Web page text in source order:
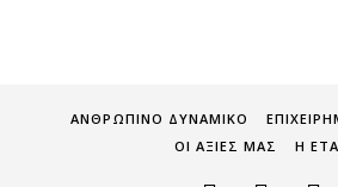
ΑΝΘΡΩΠΙΝΟ ΔΥΝΑΜΙΚΟ
ΟΙ ΑΞΙΕΣ ΜΑΣ
Η